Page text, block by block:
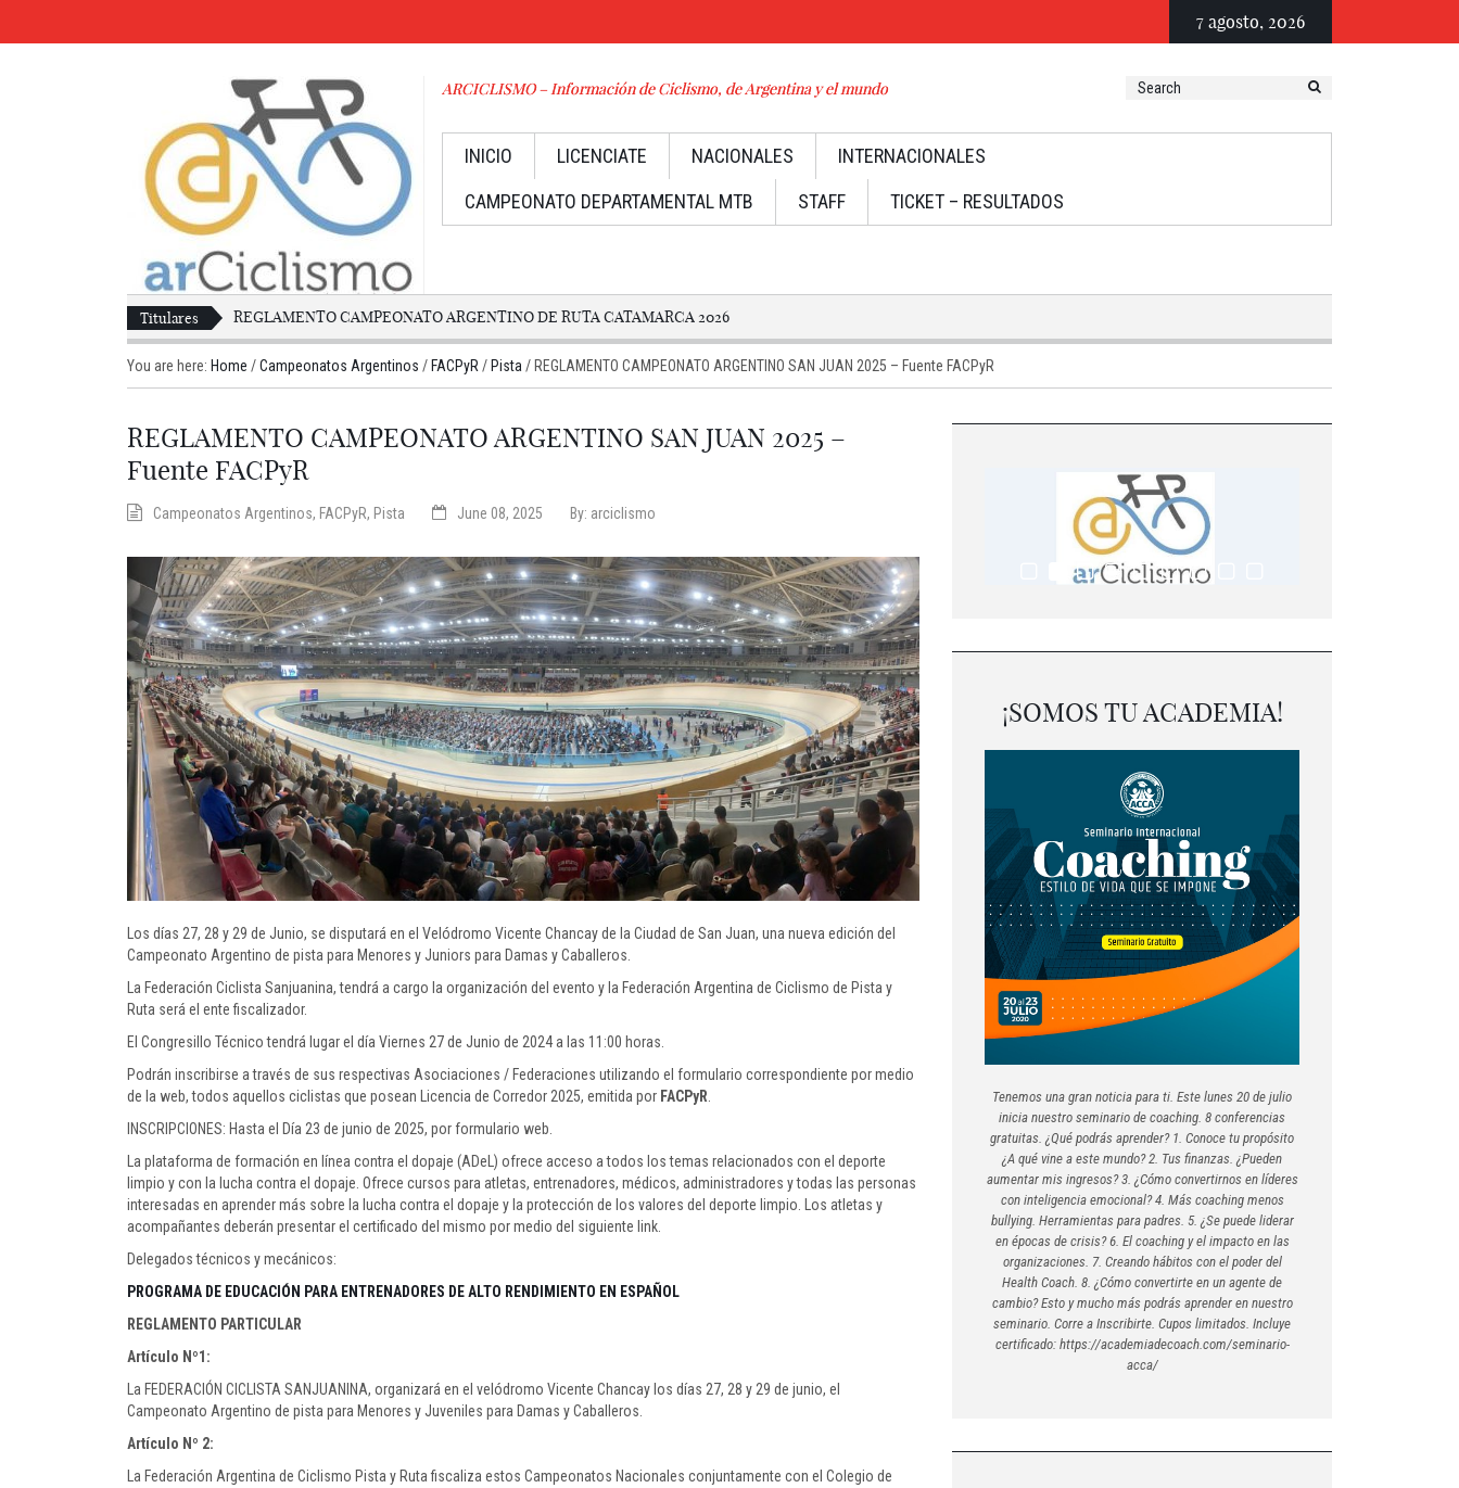
7 agosto, 2026
ARCICLISMO – Información de Ciclismo, de Argentina y el mundo
INICIO LICENCIATE NACIONALES
INTERNACIONALES
CAMPEONATO DEPARTAMENTAL MTB
STAFF TICKET – RESULTADOS
Titulares REGLAMENTO CAMPEONATO ARGENTINO DE RUTA CATAMARCA 2026
You are here: Home /Campeonatos Argentinos / FACPyR / Pista / REGLAMENTO CAMPEONATO ARGENTINO SAN JUAN 2025 – Fuente FACPyR
REGLAMENTO CAMPEONATO ARGENTINO SAN JUAN 2025 –
Fuente FACPyR
Campeonatos Argentinos, FACPyR, Pista June 08, 2025 By: arciclismo
Los días 27, 28 y 29 de Junio, se disputará en el Velódromo Vicente Chancay de la Ciudad de San Juan, una nueva edición del
Campeonato Argentino de pista para Menores y Juniors para Damas y Caballeros.
La Federación Ciclista Sanjuanina, tendrá a cargo la organización del evento y la Federación Argentina de Ciclismo de Pista y
Ruta será el ente fiscalizador.
El Congresillo Técnico tendrá lugar el día Viernes 27 de Junio de 2024 a las 11:00 horas.
Podrán inscribirse a través de sus respectivas Asociaciones / Federaciones utilizando el formulario correspondiente por medio
de la web, todos aquellos ciclistas que posean Licencia de Corredor 2025, emitida por FACPyR.
INSCRIPCIONES: Hasta el Día 23 de junio de 2025, por formulario web.
La plataforma de formación en línea contra el dopaje (ADeL) ofrece acceso a todos los temas relacionados con el deporte
limpio y con la lucha contra el dopaje. Ofrece cursos para atletas, entrenadores, médicos, administradores y todas las personas
interesadas en aprender más sobre la lucha contra el dopaje y la protección de los valores del deporte limpio. Los atletas y
acompañantes deberán presentar el certificado del mismo por medio del siguiente link.
Delegados técnicos y mecánicos:
PROGRAMA DE EDUCACIÓN PARA ENTRENADORES DE ALTO RENDIMIENTO EN ESPAÑOL
REGLAMENTO PARTICULAR
Artículo Nº1:
La FEDERACIÓN CICLISTA SANJUANINA, organizará en el velódromo Vicente Chancay los días 27, 28 y 29 de junio, el
Campeonato Argentino de pista para Menores y Juveniles para Damas y Caballeros.
Artículo Nº 2:
La Federación Argentina de Ciclismo Pista y Ruta fiscaliza estos Campeonatos Nacionales conjuntamente con el Colegio de
¡SOMOS TU ACADEMIA!
Tenemos una gran noticia para ti. Este lunes 20 de julio
inicia nuestro seminario de coaching. 8 conferencias
gratuitas. ¿Qué podrás aprender? 1. Conoce tu propósito
¿A qué vine a este mundo? 2. Tus finanzas. ¿Pueden
aumentar mis ingresos? 3. ¿Cómo convertirnos en líderes
con inteligencia emocional? 4. Más coaching menos
bullying. Herramientas para padres. 5. ¿Se puede liderar
en épocas de crisis? 6. El coaching y el impacto en las
organizaciones. 7. Creando hábitos con el poder del
Health Coach. 8. ¿Cómo convertirte en un agente de
cambio? Esto y mucho más podrás aprender en nuestro
seminario. Corre a Inscribirte. Cupos limitados. Incluye
certificado: https://academiadecoach.com/seminario-
acca/